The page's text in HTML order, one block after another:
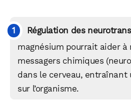
Régulation des
magnésium pourrait aider à
messagers chimiques
dans le cerveau,
sur l’organisme.